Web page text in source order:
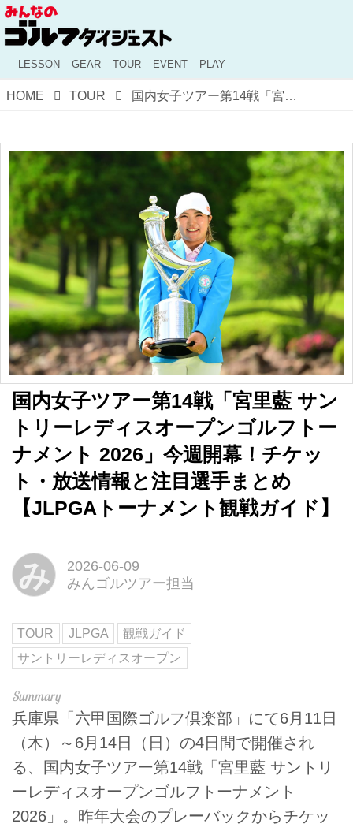
LESSON GEAR TOUR EVENT PLAY
HOME TOUR 国内女子ツアー第14戦「宮里藍 サントリーレディスオープンゴルフトーナメント 2026」今週開幕！チケット・放送情報と注目選手まとめ【JLPGAトーナメント観戦ガイド】
国内女子ツアー第14戦「宮里藍 サン
トリーレディスオープンゴルフトー
ナメント 2026」今週開幕！チケッ
ト・放送情報と注目選手まとめ
【JLPGAトーナメント観戦ガイド】
み
2026-06-09
みんゴルツアー担当
TOUR JLPGA
観戦ガイド
サントリーレディスオープン
兵庫県「六甲国際ゴルフ倶楽部」にて6月11日
（木）～6月14日（日）の4日間で開催され
る、国内女子ツアー第14戦「宮里藍 サントリ
ーレディスオープンゴルフトーナメント
2026」。昨年大会のプレーバックからチケッ